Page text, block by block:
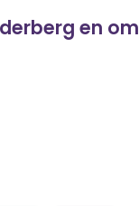
en